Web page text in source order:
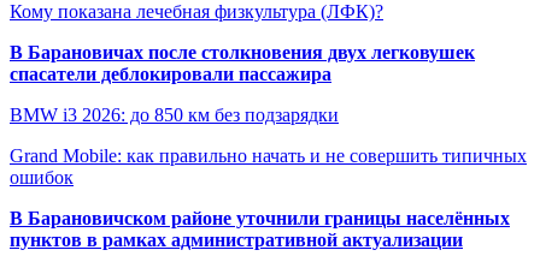
Кому показана лечебная физкультура (ЛФК)?
В Барановичах после столкновения двух легковушек
спасатели деблокировали пассажира
BMW i3 2026: до 850 км без подзарядки
Grand Mobile: как правильно начать и не совершить типичных
ошибок
В Барановичском районе уточнили границы населённых
пунктов в рамках административной актуализации